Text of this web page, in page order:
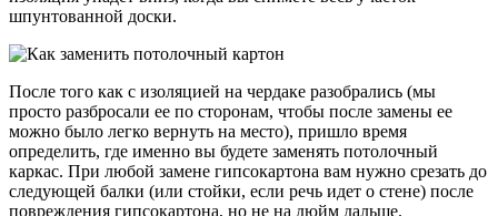
шпунтованной доски.
После того как с изоляцией на чердаке разобрались (мы
просто разбросали ее по сторонам, чтобы после замены ее
можно было легко вернуть на место), пришло время
определить, где именно вы будете заменять потолочный
каркас. При любой замене гипсокартона вам нужно срезать до
следующей балки (или стойки, если речь идет о стене) после
повреждения гипсокартона, но не на дюйм дальше.